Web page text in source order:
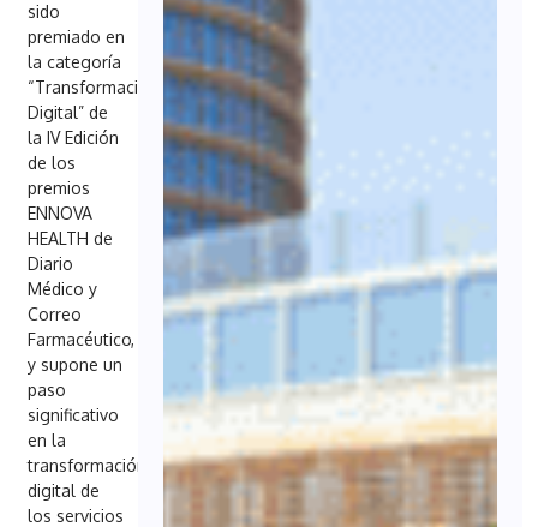
sido
premiado en
la categoría
“Transformación
Digital” de
la IV Edición
de los
premios
ENNOVA
HEALTH de
Diario
Médico y
Correo
Farmacéutico,
y supone un
paso
significativo
en la
transformación
digital de
los servicios